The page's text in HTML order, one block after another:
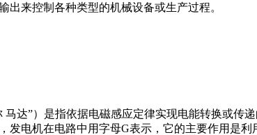
出来控制各种类型的机械设备或生产过程。
马达”）是指依据电磁感应定律实现电能转换或
发电机在电路中用字母G表示，它的主要作用是利